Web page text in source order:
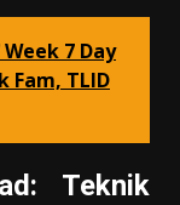
7 Day
Fam, TLID
Teknik